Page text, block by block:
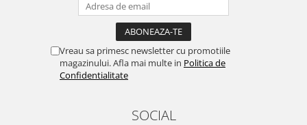
Vreau sa primesc newsletter cu promotiile
magazinului. Afla mai multe in Politica de
Confidentialitate
SOCIAL